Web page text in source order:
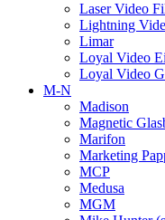
Laser Video
Lightning
Limar
Loyal Video
Loyal Video
M-N
Madison
Magnetic
Marifon
Marketing
MCP
Medusa
MGM